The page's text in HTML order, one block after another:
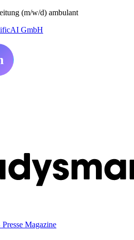
(m/w/d) ambulant
GmbH
Presse Magazine